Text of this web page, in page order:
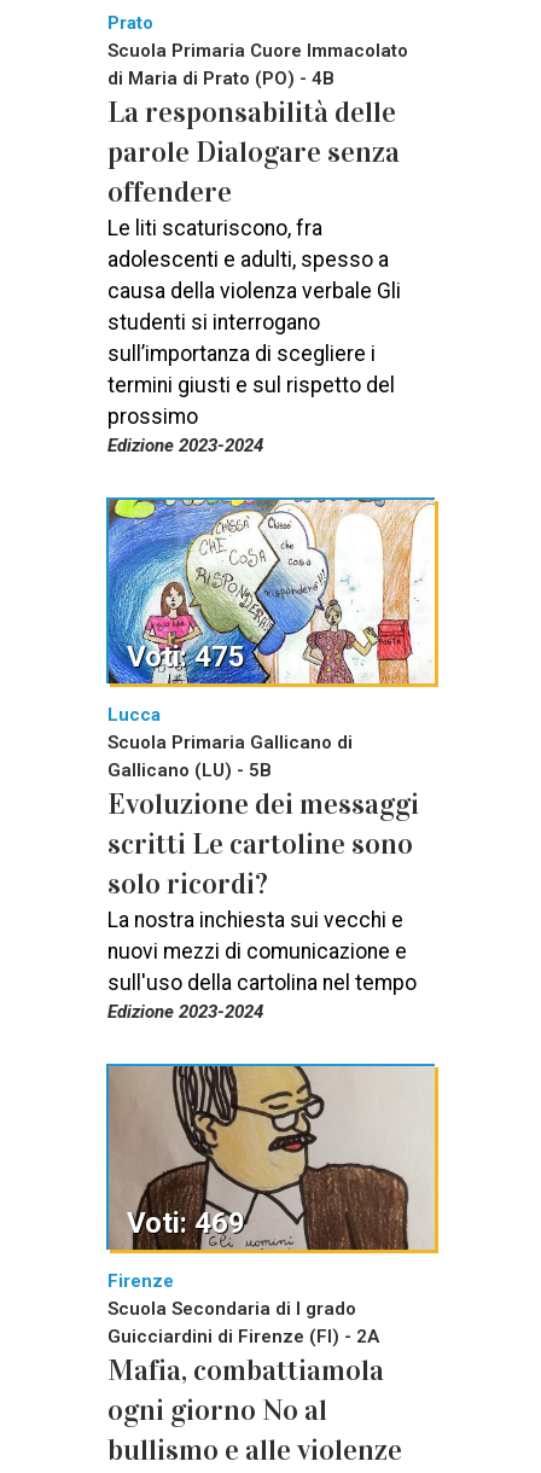
Prato
Scuola Primaria Cuore Immacolato
di Maria di Prato (PO) - 4B
La responsabilità delle
parole Dialogare senza
offendere
Le liti scaturiscono, fra
adolescenti e adulti, spesso a
causa della violenza verbale Gli
studenti si interrogano
sull’importanza di scegliere i
termini giusti e sul rispetto del
prossimo
Edizione 2023-2024
Lucca
Scuola Primaria Gallicano di
Gallicano (LU) - 5B
Evoluzione dei messaggi
scritti Le cartoline sono
solo ricordi?
La nostra inchiesta sui vecchi e
nuovi mezzi di comunicazione e
sull'uso della cartolina nel tempo
Edizione 2023-2024
Voti: 475
Firenze
Scuola Secondaria di I grado
Guicciardini di Firenze (FI) - 2A
Mafia, combattiamola
ogni giorno No al
bullismo e alle violenze
Voti: 469